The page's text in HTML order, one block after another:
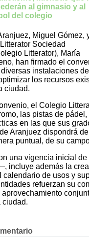
al gimnasio y al
del colegio
Miguel Gómez,
Sociedad
Litterator), María
han firmado el
instalaciones
los recursos
ciudad.
el Colegio
las pistas de
en las que sus
Aranjuez dispondrá
puntual, de su
una vigencia inicial
incluye además la
calendario de usos y
refuerzan su
ciudad.